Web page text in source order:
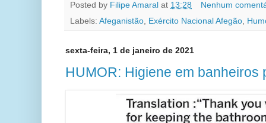
Posted by Filipe Amaral at 13:28
Nenhum
Labels: Afeganistão Exército Nacional Afegão
sexta-feira, 1 de janeiro de 2021
HUMOR: Higiene em banheiros